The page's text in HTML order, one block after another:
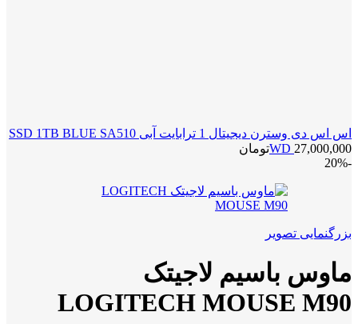
اس اس دی وسترن دیجیتال 1 ترابایت آبی SSD 1TB BLUE SA510
WD 27,000,000
تومان
-20%
بزرگنمایی تصویر
ماوس باسیم لاجیتک
LOGITECH MOUSE M90